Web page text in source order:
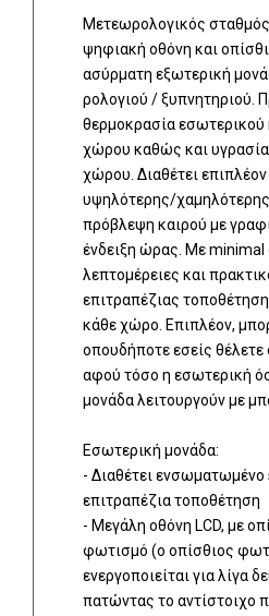
Μετεωρολογικός
ψηφιακή οθόνη και
ασύρματη εξωτερική
ρολογιού / ξυπνητηριού.
θερμοκρασία εσωτερικού
χώρου καθώς και
χώρου. Διαθέτει
υψηλότερης/
πρόβλεψη καιρού με
ένδειξη ώρας. Με minimal
λεπτομέρειες και
επιτραπέζιας
κάθε χώρο. Επιπλέον,
οπουδήποτε εσείς
αφού τόσο η εσωτερική
μονάδα λειτουργούν με
Εσωτερική μονάδα:
- Διαθέτει ενσωματωμένο
επιτραπέζια τοποθέτηση
- Μεγάλη οθόνη LCD, με
φωτισμό (ο οπίσθιος
ενεργοποιείται για λίγα
πατώντας το αντίστοιχο